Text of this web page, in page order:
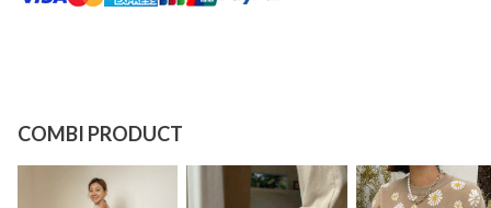
COMBI PRODUCT